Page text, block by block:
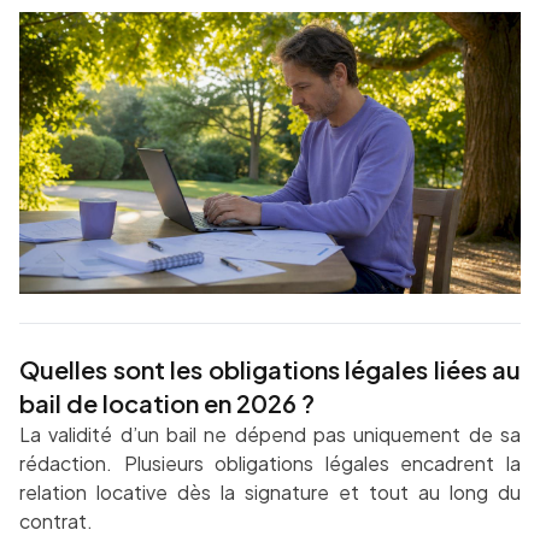
Quelles sont les obligations légales liées au
bail de location en 2026 ?
La validité d’un bail ne dépend pas uniquement de sa
rédaction. Plusieurs obligations légales encadrent la
relation locative dès la signature et tout au long du
contrat.